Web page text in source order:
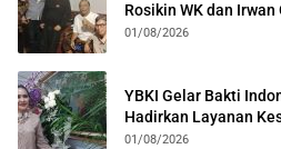
Rosikin WK dan
Kolosal
01/08/2026
YBKI Gelar Bakti
Hadirkan Layanan
Kebangsaan
01/08/2026